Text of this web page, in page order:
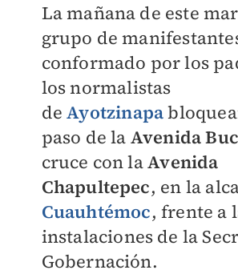
La mañana de este
grupo de
conformado por los
los normalistas
deAyotzinapa
paso de la Avenida
cruce con laAvenida
Chapultepec, en la
Cuauhtémoc, frente a
instalaciones de la
Gobernación.